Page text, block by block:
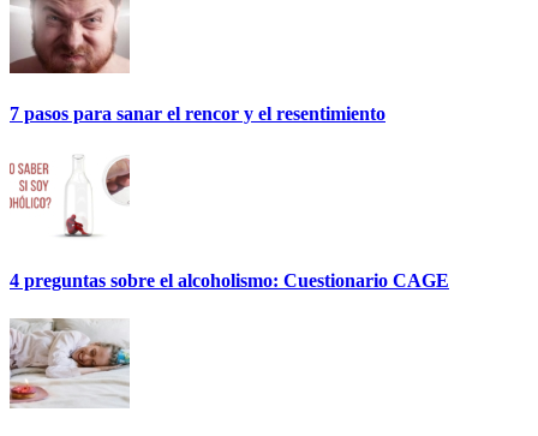
7 pasos para sanar el rencor y el resentimiento
4 preguntas sobre el alcoholismo: Cuestionario CAGE